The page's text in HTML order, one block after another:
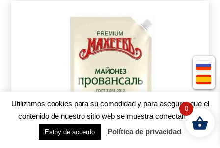
Utilizamos cookies para su comodidad y para asegurar que el
contenido de nuestro sitio web se muestra correctamente
Estoy de acuerdo Política de privacidad
0